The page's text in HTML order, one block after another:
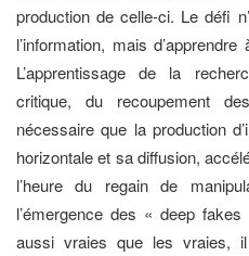
production de celle-ci. Le défi
l’information, mais
L’apprentissage de la
critique, du recoupement
nécessaire que la production
horizontale et sa diffusion,
l’heure du regain de
l’émergence des « deep
aussi vraies que les vraies,